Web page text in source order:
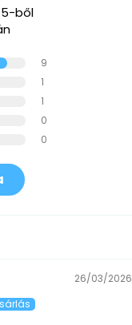
5-ből
9
1
1
0
0
26/03/2026